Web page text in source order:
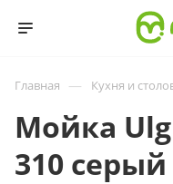
Главная — Кухня и
Мойка
310 серый